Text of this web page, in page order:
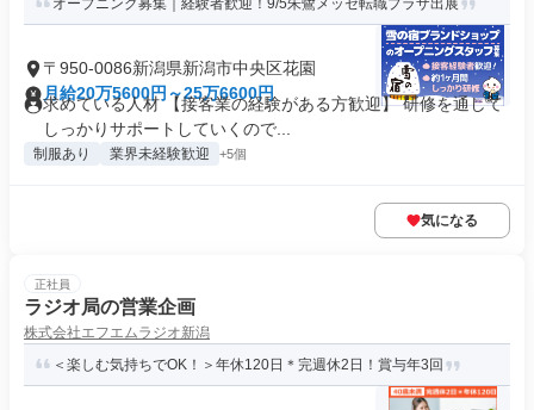
オープニング募集｜経験者歓迎！9/5朱鷺メッセ転職プラザ出展
〒950-0086新潟県新潟市中央区花園
月給20万5600円～25万6600円
求めている人材 【接客業の経験がある方歓迎】 研修を通して
しっかりサポートしていくので...
制服あり 業界未経験歓迎 +5個
気になる
正社員
ラジオ局の営業企画
株式会社エフエムラジオ新潟
＜楽しむ気持ちでOK！＞年休120日＊完週休2日！賞与年3回